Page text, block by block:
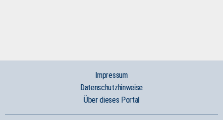
Impressum
Datenschutzhinweise
Über dieses Portal